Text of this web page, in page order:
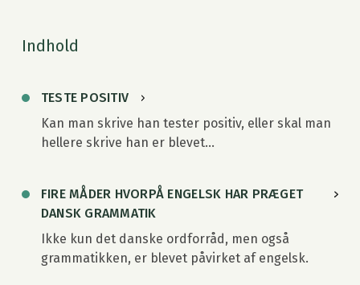
Indhold
TESTE POSITIV
Kan man skrive han tester positiv, eller skal man
hellere skrive han er blevet…
FIRE MÅDER HVORPÅ ENGELSK HAR PRÆGET
DANSK GRAMMATIK
Ikke kun det danske ordforråd, men også
grammatikken, er blevet påvirket af engelsk.